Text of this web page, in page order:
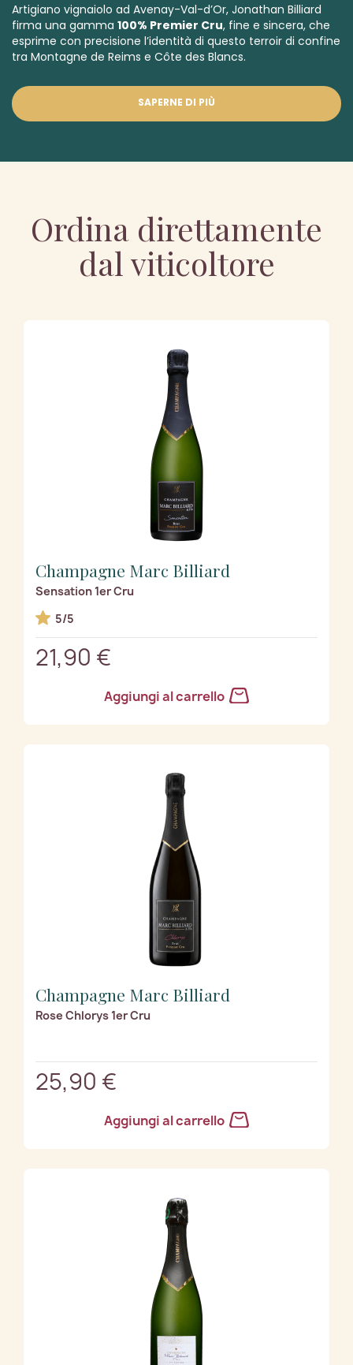
Artigiano vignaiolo ad Avenay-Val-d’Or, Jonathan Billiard
firma una gamma 100% Premier Cru, fine e sincera, che
esprime con precisione l’identità di questo terroir di confine
tra Montagne de Reims e Côte des Blancs.
SAPERNE DI PIÙ
Ordina direttamente
dal viticoltore
Champagne Marc Billiard
Sensation 1er Cru
5/5
21,90 €
Aggiungi al carrello
Champagne Marc Billiard
Rose Chlorys 1er Cru
25,90 €
Aggiungi al carrello